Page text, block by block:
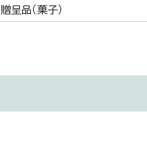
贈呈品（菓子）